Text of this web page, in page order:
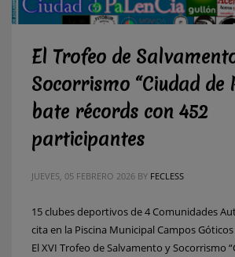
El Trofeo de
Socorrismo “Ciudad de
bate récords con 452
participantes
JUEVES, 05 FEBRERO 2026 BY FECLESS
15 clubes deportivos de 4 Comunidades
cita en la Piscina Municipal Campos
El XVI Trofeo de Salvamento y Socorrismo